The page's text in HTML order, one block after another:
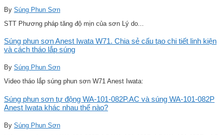
By Súng Phun Sơn
STT Phương pháp tăng độ mịn của sơn Lý do...
Súng phun sơn Anest Iwata W71. Chia sẻ cấu tạo chi tiết linh kiện
và cách tháo lắp súng
By Súng Phun Sơn
Video tháo lắp súng phun sơn W71 Anest Iwata:
Súng phun sơn tự động WA-101-082P.AC và súng WA-101-082P
Anest Iwata khác nhau thế nào?
By Súng Phun Sơn